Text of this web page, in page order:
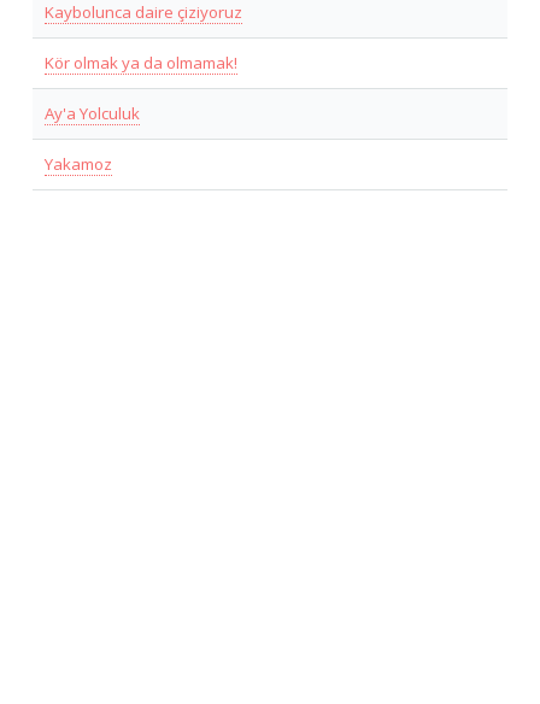
Kaybolunca daire çiziyoruz
Kör olmak ya da olmamak!
Ay'a Yolculuk
Yakamoz